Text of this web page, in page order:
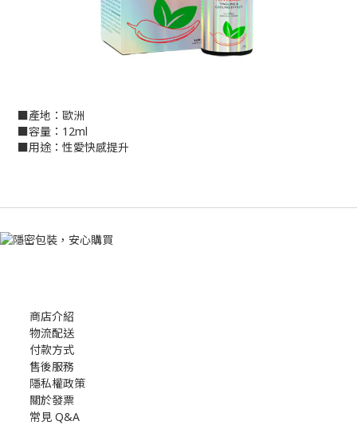
■產地：歐洲
■容量：12ml
■用途：性愛快感提升
商店介紹
物流配送
付款方式
售後服務
隱私權政策
關於發票
常見 Q&A